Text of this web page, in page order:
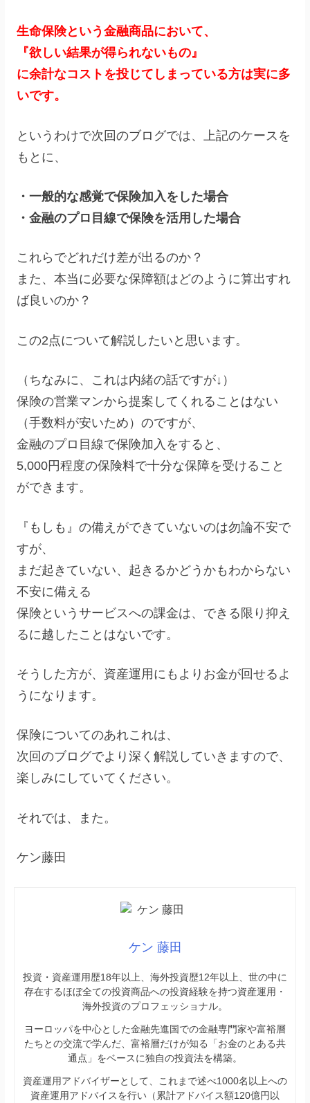
生命保険という金融商品において、
『欲しい結果が得られないもの』
に余計なコストを投じてしまっている方は実に多
いです。
というわけで次回のブログでは、上記のケースを
もとに、
・一般的な感覚で保険加入をした場合
・金融のプロ目線で保険を活用した場合
これらでどれだけ差が出るのか？
また、本当に必要な保障額はどのように算出すれ
ば良いのか？
この2点について解説したいと思います。
（ちなみに、これは内緒の話ですが↓）
保険の営業マンから提案してくれることはない
（手数料が安いため）のですが、
金融のプロ目線で保険加入をすると、
5,000円程度の保険料で十分な保障を受けること
ができます。
『もしも』の備えができていないのは勿論不安で
すが、
まだ起きていない、起きるかどうかもわからない
不安に備える
保険というサービスへの課金は、できる限り抑え
るに越したことはないです。
そうした方が、資産運用にもよりお金が回せるよ
うになります。
保険についてのあれこれは、
次回のブログでより深く解説していきますので、
楽しみにしていてください。
それでは、また。
ケン藤田
ケン 藤田
投資・資産運用歴18年以上、海外投資歴12年以上、世の中に
存在するほぼ全ての投資商品への投資経験を持つ資産運用・
海外投資のプロフェッショナル。
ヨーロッパを中心とした金融先進国での金融専門家や富裕層
たちとの交流で学んだ、富裕層だけが知る「お金のとある共
通点」をベースに独自の投資法を構築。
資産運用アドバイザーとして、これまで述べ1000名以上への
資産運用アドバイスを行い（累計アドバイス額120億円以